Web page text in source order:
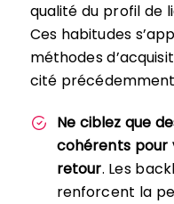
qualité du profil de
Ces habitudes
méthodes
cité
Ne ciblez que
cohérents pour
retour. Les
renforcent la